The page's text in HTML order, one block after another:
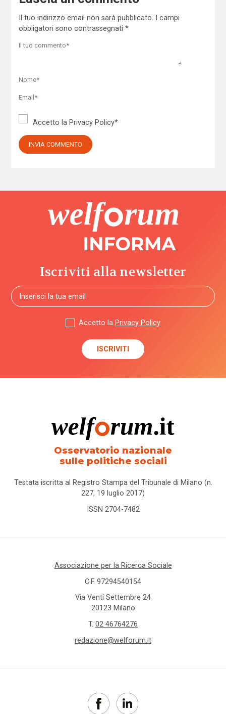
Il tuo indirizzo email non sarà pubblicato.
I campi
obbligatori sono contrassegnati *
Accetto la Privacy Policy*
Iscriviti alla newsletter
Accetto la Privacy Policy
Osservatorio nazionale
sulle politiche sociali
Testata iscritta al Registro Stampa del Tribunale di Milano (n.
227, 19 luglio 2017)
ISSN 2704-7482
Associazione per la Ricerca Sociale
C.F. 97294540154
Via Venti Settembre 24
20123 Milano
T. 02 46764276
redazione@welforum.it